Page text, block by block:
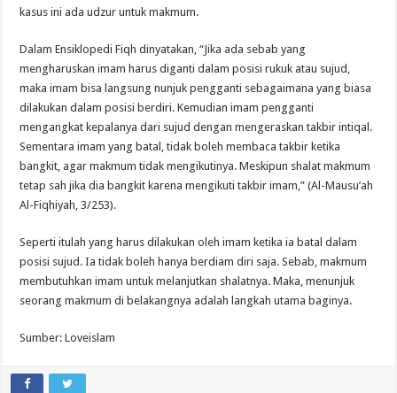
kasus ini ada udzur untuk makmum.
Dalam Ensiklopedi Fiqh dinyatakan, “Jika ada sebab yang
mengharuskan imam harus diganti dalam posisi rukuk atau sujud,
maka imam bisa langsung nunjuk pengganti sebagaimana yang biasa
dilakukan dalam posisi berdiri. Kemudian imam pengganti
mengangkat kepalanya dari sujud dengan mengeraskan takbir intiqal.
Sementara imam yang batal, tidak boleh membaca takbir ketika
bangkit, agar makmum tidak mengikutinya. Meskipun shalat makmum
tetap sah jika dia bangkit karena mengikuti takbir imam,” (Al-Mausu’ah
Al-Fiqhiyah, 3/253).
Seperti itulah yang harus dilakukan oleh imam ketika ia batal dalam
posisi sujud. Ia tidak boleh hanya berdiam diri saja. Sebab, makmum
membutuhkan imam untuk melanjutkan shalatnya. Maka, menunjuk
seorang makmum di belakangnya adalah langkah utama baginya.
Sumber: Loveislam